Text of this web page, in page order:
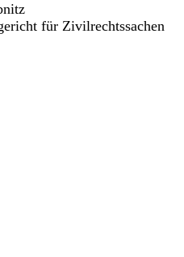
für Zivilrechtssachen